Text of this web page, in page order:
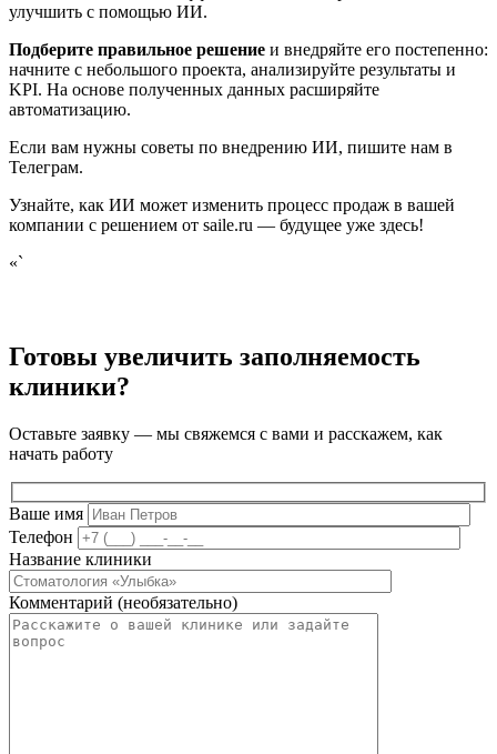
улучшить с помощью ИИ.
Подберите правильное решение и внедряйте его постепенно:
начните с небольшого проекта, анализируйте результаты и
KPI. На основе полученных данных расширяйте
автоматизацию.
Если вам нужны советы по внедрению ИИ, пишите нам в
Телеграм.
Узнайте, как ИИ может изменить процесс продаж в вашей
компании с решением от saile.ru — будущее уже здесь!
«`
Готовы увеличить заполняемость
клиники?
Оставьте заявку — мы свяжемся с вами и расскажем, как
начать работу
Ваше имя
Телефон
Название клиники
Комментарий (необязательно)